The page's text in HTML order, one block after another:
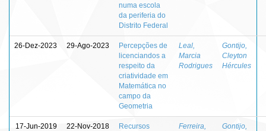
numa escola
da periferia do
Distrito Federal
26-Dez-2023 29-Ago-2023
Percepções de
licenciandos a
respeito da
criatividade em
Matemática no
campo da
Geometria
Leal,
Marcia
Rodrigues
Gontijo,
Cleyton
Hércules
17-Jun-2019 22-Nov-2018
Recursos
Ferreira,
Gontijo,